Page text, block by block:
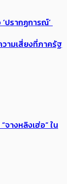
ปรากฏการณ์’
ามเสี่ยงที่ภาครัฐ
างหลิงเฮ่อ” ใน